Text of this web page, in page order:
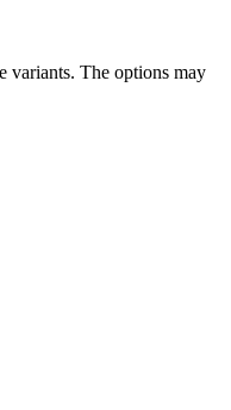
variants. The options may